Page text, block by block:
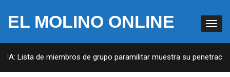
EL MOLINO ONLINE
Lista de miembros de grupo paramilitar muestra su penetración